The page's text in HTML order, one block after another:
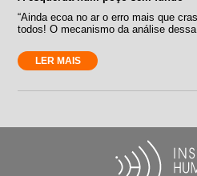
“Ainda ecoa no ar o erro mais que
todos! O mecanismo da análise
LER MAIS